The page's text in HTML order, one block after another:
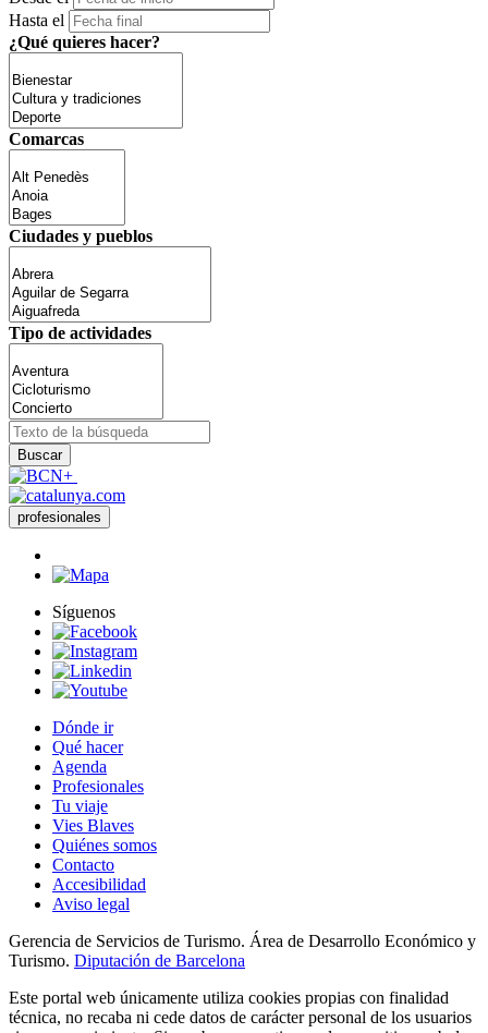
Hasta el
¿Qué quieres hacer?
Comarcas
Ciudades y pueblos
Tipo de actividades
Buscar
profesionales
Síguenos
Dónde ir
Qué hacer
Agenda
Profesionales
Tu viaje
Vies Blaves
Quiénes somos
Contacto
Accesibilidad
Aviso legal
Gerencia de Servicios de Turismo. Área de Desarrollo Económico y
Turismo. Diputación de Barcelona
Este portal web únicamente utiliza cookies propias con finalidad
técnica, no recaba ni cede datos de carácter personal de los usuarios